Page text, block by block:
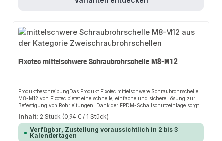
Fixotec mittelschwere Schraubrohrschelle M8-M12
ProduktbeschreibungDas Produkt Fixotec mittelschwere Schraubrohrschelle
M8-M12 von Fixotec bietet eine schnelle, einfache und sichere Lösung zur
Befestigung von Rohrleitungen. Dank der EPDM-Schallschutzeinlage sorgt
es für perfekten Halt und passt sich flexibel an verschiedene Montageorte an.
Das robuste Design und die einfache Montage machen dieses Produkt zu
einer zuverlässigen Wahl für jede Installation.EigenschaftenEPDM-
Schallschutzeinlage entsprechend DIN 4109Zweiteilige Ausführung mit
Inhalt: 2 Stück (0,94 € / 1 Stück)
Verfügbar, Zustellung voraussichtlich in 2 bis 3
Kalendertagen